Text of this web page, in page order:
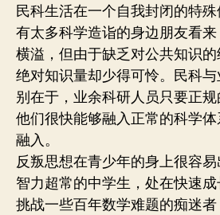
民科生活在一个自我封闭的特
有太多科学造诣的身边朋友看
横溢，但由于缺乏对公共知识
绝对知识量却少得可怜。民科
别在于，业余科研人员只要正规
他们很快能够融入正常的科学
融入。
反叛思想在青少年的身上很容
智力超常的中学生，处在快速
挑战一些百年数学难题的痴迷